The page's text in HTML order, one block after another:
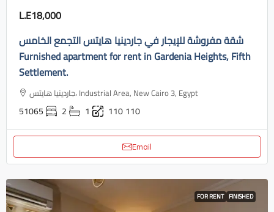
L.E18,000
شقة مفروشة للإيجار في جاردينيا هايتس التجمع الخامس
Furnished apartment for rent in Gardenia Heights, Fifth
Settlement.
جاردينيا هايتس، Industrial Area, New Cairo 3, Egypt
51065 2 1 110110
Email
FOR RENT FINISHED